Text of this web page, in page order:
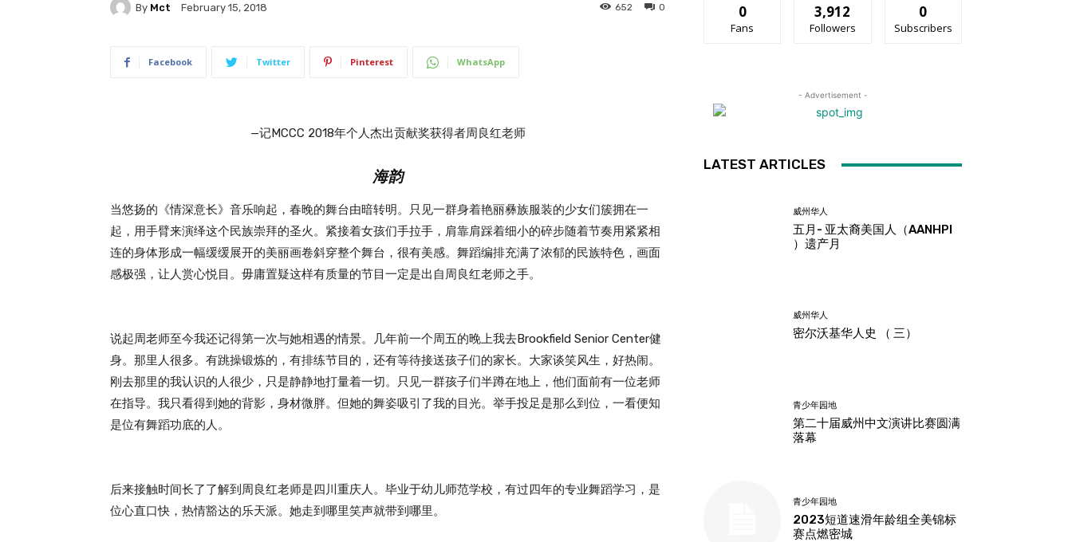
By Mct February 15, 2018 0
652
Facebook Twitter Pinterest WhatsApp
—记MCCC 2018年个人杰出贡献奖获得者周良红老师
海韵
当悠扬的《情深意长》音乐响起，春晚的舞台由暗转明。只见一群身着艳丽彝族服装的少女们簇拥在一
起，用手臂来演绎这个民族崇拜的圣火。紧接着女孩们手拉手，肩靠肩踩着细小的碎步随着节奏用紧紧相
连的身体形成一幅缓缓展开的美丽画卷斜穿整个舞台，很有美感。舞蹈编排充满了浓郁的民族特色，画面
感极强，让人赏心悦目。毋庸置疑这样有质量的节目一定是出自周良红老师之手。
说起周老师至今我还记得第一次与她相遇的情景。几年前一个周五的晚上我去Brookfield Senior Center健
身。那里人很多。有跳操锻炼的，有排练节目的，还有等待接送孩子们的家长。大家谈笑风生，好热闹。
刚去那里的我认识的人很少，只是静静地打量着一切。只见一群孩子们半蹲在地上，他们面前有一位老师
在指导。我只看得到她的背影，身材微胖。但她的舞姿吸引了我的目光。举手投足是那么到位，一看便知
是位有舞蹈功底的人。
后来接触时间长了了解到周良红老师是四川重庆人。毕业于幼儿师范学校，有过四年的专业舞蹈学习，是
位心直口快，热情豁达的乐天派。她走到哪里笑声就带到哪里。
0
Fans
3,912
Followers
0
Subscribers
- Advertisement -
LATEST ARTICLES
威州华人
五月- 亚太裔美国人（AANHPI
）遗产月
威州华人
密尔沃基华人史 （ 三）
青少年园地
第二十届威州中文演讲比赛圆满
落幕
青少年园地
2023短道速滑年龄组全美锦标
赛点燃密城